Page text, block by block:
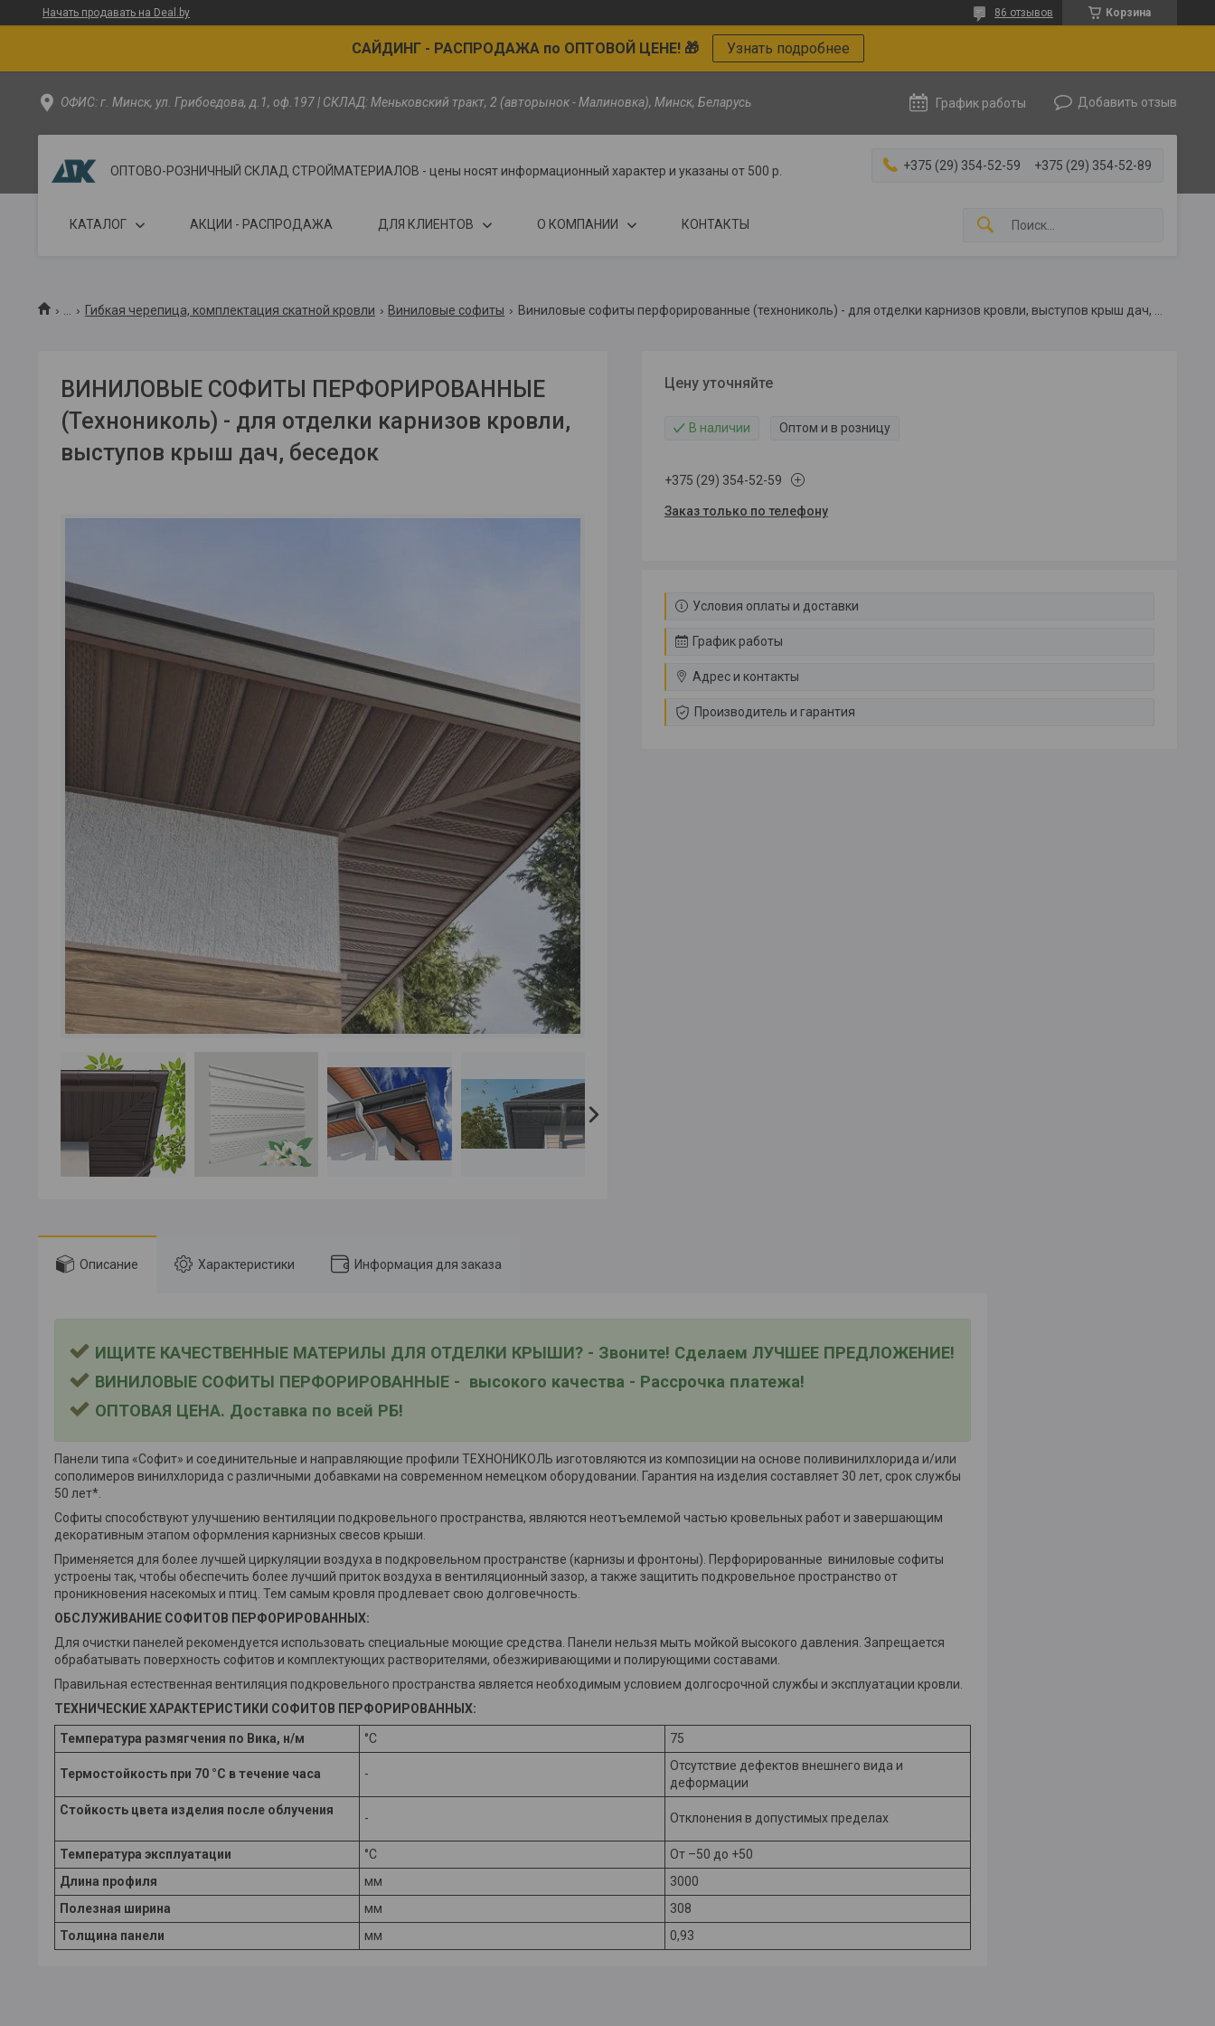
Начать продавать на Deal.by Корзина
86 отзывов
САЙДИНГ - РАСПРОДАЖА по ОПТОВОЙ ЦЕНЕ! 🎁 Узнать подробнее
ОФИС: г. Минск, ул. Грибоедова, д.1, оф.197 | СКЛАД: Меньковский тракт, 2 (авторынок - Малиновка), Минск, Беларусь График работы Добавить отзыв
ОПТОВО-РОЗНИЧНЫЙ СКЛАД СТРОЙМАТЕРИАЛОВ - цены носят информационный характер и указаны от 500 р. +375 (29) 354-52-59 +375 (29) 354-52-89
КАТАЛОГ АКЦИИ - РАСПРОДАЖА ДЛЯ КЛИЕНТОВ О КОМПАНИИ КОНТАКТЫ
Гибкая черепица, комплектация скатной кровли Виниловые софиты
ВИНИЛОВЫЕ СОФИТЫ ПЕРФОРИРОВАННЫЕ
(Технониколь) - для отделки карнизов кровли,
выступов крыш дач, беседок
Цену уточняйте
В наличии Оптом и в розницу
+375 (29) 354-52-59
Заказ только по телефону
Условия оплаты и доставки
График работы
Адрес и контакты
Производитель и гарантия
Описание Характеристики Информация для заказа
ИЩИТЕ КАЧЕСТВЕННЫЕ МАТЕРИЛЫ ДЛЯ ОТДЕЛКИ КРЫШИ? - Звоните! Сделаем ЛУЧШЕЕ ПРЕДЛОЖЕНИЕ!
ВИНИЛОВЫЕ СОФИТЫ ПЕРФОРИРОВАННЫЕ - высокого качества - Рассрочка платежа!
ОПТОВАЯ ЦЕНА. Доставка по всей РБ!
Панели типа «Софит» и соединительные и направляющие профили ТЕХНОНИКОЛЬ изготовляются из композиции на основе поливинилхлорида и/или
сополимеров винилхлорида с различными добавками на современном немецком оборудовании. Гарантия на изделия составляет 30 лет, срок службы
50 лет*.
Софиты способствуют улучшению вентиляции подкровельного пространства, являются неотъемлемой частью кровельных работ и завершающим
декоративным этапом оформления карнизных свесов крыши.
Применяется для более лучшей циркуляции воздуха в подкровельном пространстве (карнизы и фронтоны). Перфорированные виниловые софиты
устроены так, чтобы обеспечить более лучший приток воздуха в вентиляционный зазор, а также защитить подкровельное пространство от
проникновения насекомых и птиц. Тем самым кровля продлевает свою долговечность.
ОБСЛУЖИВАНИЕ СОФИТОВ ПЕРФОРИРОВАННЫХ:
Для очистки панелей рекомендуется использовать специальные моющие средства. Панели нельзя мыть мойкой высокого давления. Запрещается
обрабатывать поверхность софитов и комплектующих растворителями, обезжиривающими и полирующими составами.
Правильная естественная вентиляция подкровельного пространства является необходимым условием долгосрочной службы и эксплуатации кровли.
ТЕХНИЧЕСКИЕ ХАРАКТЕРИСТИКИ СОФИТОВ ПЕРФОРИРОВАННЫХ:
Температура размягчения по Вика, н/м °С 75
Термостойкость при 70 °C в течение часа -
Отсутствие дефектов внешнего вида и
деформации
Стойкость цвета изделия после облучения
- Отклонения в допустимых пределах
Температура эксплуатации °С
От –50 до +50
Длина профиля
мм
3000
Полезная ширина
мм
308
Толщина панели
мм 0,93